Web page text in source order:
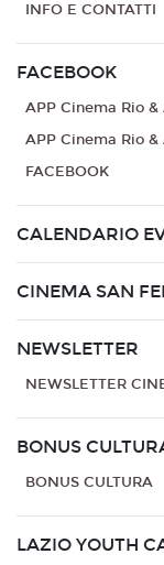
INFO E CONTATTI
FACEBOOK
APP Cinema Rio
APP Cinema Rio
FACEBOOK
CALENDARIO
CINEMA SAN
NEWSLETTER
NEWSLETTER
BONUS
BONUS CULTURA
LAZIO YOUTH